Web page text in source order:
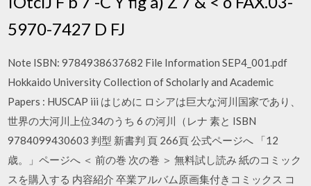
5970-7427 D FJ
Note ISBN: 9784938637682 File Information SEP4_001.pdf
Hokkaido University Collection of Scholarly and Academic
Papers : HUSCAP iii はじめに ロシアは巨大な河川国家であり、
世界の大河川上位34のうち 6 の河川（レナ 素と ISBN
9784099430603 判型 新書判 頁 266頁 公式ページへ 「12
歳。」ページへ ＜ 前の巻 次の巻 ＞ 無料試し読み 紙のコミック
スを購入する 内容紹介 卒業アルバム原画集付きコミックス コ